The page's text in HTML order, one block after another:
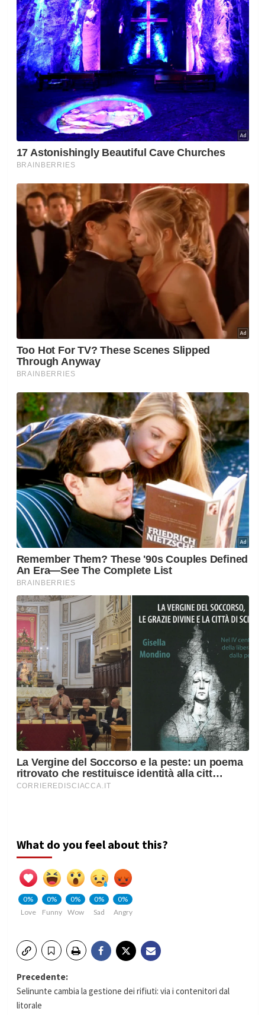
What do you feel about this?
0%
Love
0%
Funny
0%
Wow
0%
Sad
0%
Angry
Navigazione
articolo
Precedente:
Selinunte cambia la gestione dei rifiuti: via i contenitori dal
litorale